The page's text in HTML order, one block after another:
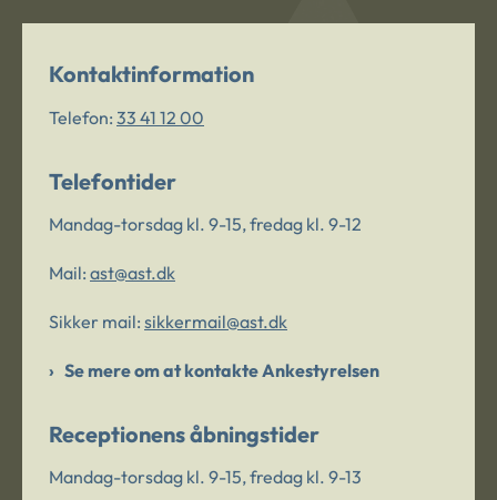
Kontaktinformation
Telefon: 33 41 12 00
Telefontider
Mandag-torsdag kl. 9-15, fredag kl. 9-12
Mail: ast@ast.dk
Sikker mail: sikkermail@ast.dk
Se mere om at kontakte Ankestyrelsen
Receptionens åbningstider
Mandag-torsdag kl. 9-15, fredag kl. 9-13